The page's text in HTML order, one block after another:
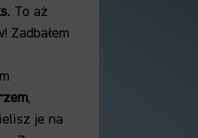
. To aż
Zadbałem
,
je na